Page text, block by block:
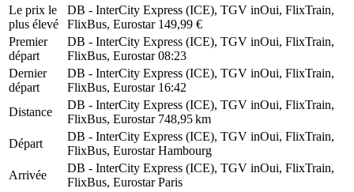
Le prix le
plus élevé
DB - InterCity Express (ICE), TGV inOui, FlixTrain,
FlixBus, Eurostar 149,99 €
Premier
départ
DB - InterCity Express (ICE), TGV inOui, FlixTrain,
FlixBus, Eurostar 08:23
Dernier
départ
DB - InterCity Express (ICE), TGV inOui, FlixTrain,
FlixBus, Eurostar 16:42
Distance
DB - InterCity Express (ICE), TGV inOui, FlixTrain,
FlixBus, Eurostar 748,95 km
Départ
DB - InterCity Express (ICE), TGV inOui, FlixTrain,
FlixBus, Eurostar Hambourg
Arrivée
DB - InterCity Express (ICE), TGV inOui, FlixTrain,
FlixBus, Eurostar Paris